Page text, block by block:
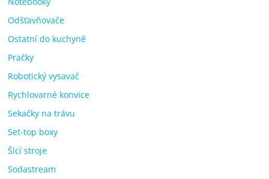
Odšťavňovače
Ostatní do kuchyně
Pračky
Robotický vysavač
Rychlovarné konvice
Sekačky na trávu
Set-top boxy
Šicí stroje
Sodastream